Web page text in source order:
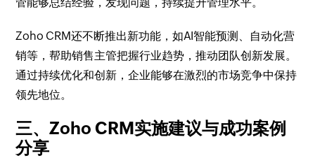
Zoho CRM还不断推出新功能，如AI智能预测、自动化营
销等，帮助销售主管把握行业趋势，推动团队创新发展。
通过持续优化和创新，企业能够在激烈的市场竞争中保持
领先地位。
三、Zoho CRM实施建议与成功案例
分享